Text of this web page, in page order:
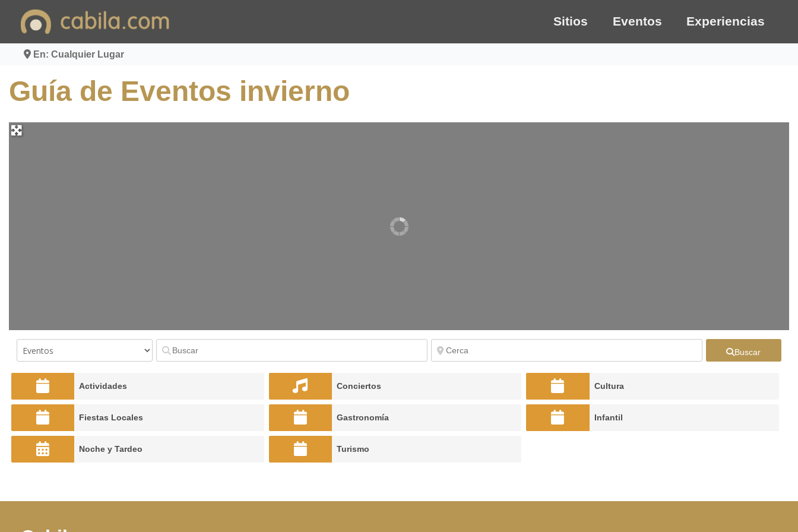
Sitios Eventos Experiencias
En: Cualquier Lugar
Guía de Eventos invierno
Buscar
Actividades Conciertos Cultura
Fiestas Locales Gastronomía Infantil
Noche y Tardeo Turismo